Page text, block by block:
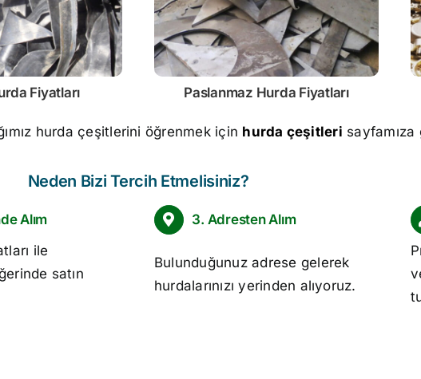
Fiyatları Paslanmaz Hurda Fiyatları
hurda çeşitlerini öğrenmek için hurda çeşitleri
Neden Bizi Tercih Etmelisiniz?
Alım
ile
satın
3. Adresten Alım
Bulunduğunuz adrese gelerek
hurdalarınızı yerinden alıyoruz.